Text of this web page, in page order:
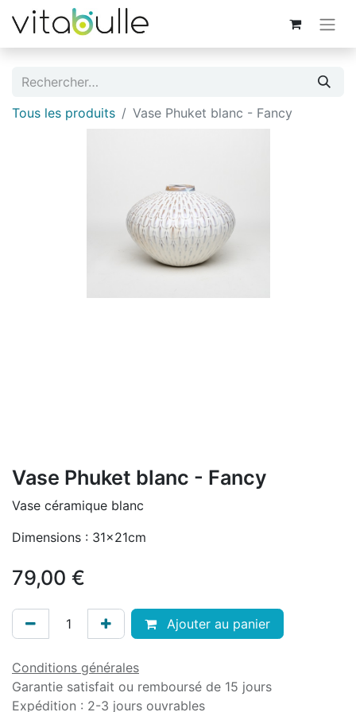
Tous les produits Vase Phuket blanc - Fancy
Vase Phuket blanc - Fancy
Vase céramique blanc
Dimensions : 31x21cm
79,00 €
Ajouter au panier
Conditions générales
Garantie satisfait ou remboursé de 15 jours
Expédition : 2-3 jours ouvrables